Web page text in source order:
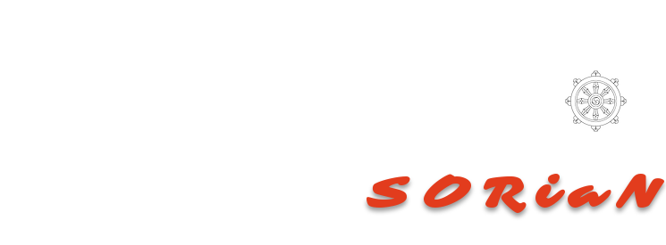
SORiaN